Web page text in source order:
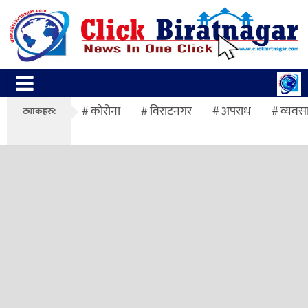
ट्याकहरु: कोरोना विराटनगर अपराध